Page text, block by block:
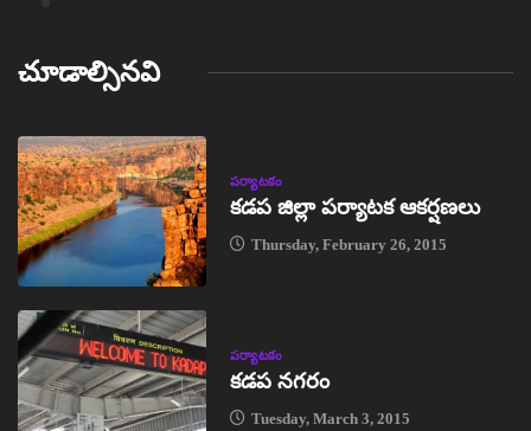
చూడాల్సినవి
పర్యాటకం
కడప జిల్లా పర్యాటక ఆకర్షణలు
Thursday, February 26, 2015
పర్యాటకం
కడప నగరం
Tuesday, March 3, 2015